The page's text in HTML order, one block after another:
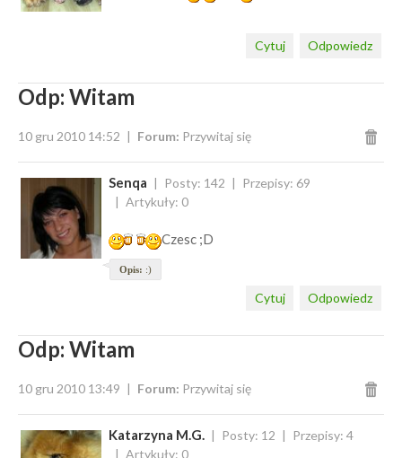
Odpowiedz
Cytuj
Odp: Witam
10 gru 2010 14:52 Forum: Przywitaj się
Senqa Posty: 142
Przepisy: 69
Artykuły: 0
Czesc ;D
Opis: :)
Odpowiedz
Cytuj
Odp: Witam
10 gru 2010 13:49 Forum: Przywitaj się
Katarzyna M.G. Posty: 12
Przepisy: 4
Artykuły: 0